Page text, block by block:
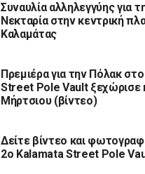
Συναυλία αλληλεγγύης για
Νεκταρία στην κεντρική
Καλαμάτας
Πρεμιέρα για την Πόλακ
Street Pole Vault ξεχώρισε
Μήρτσιου (βίντεο)
Δείτε βίντεο και
2ο Kalamata Street Pole